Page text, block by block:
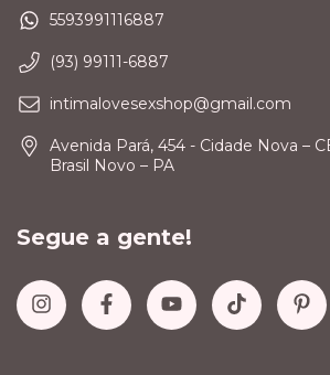
5593991116887
(93) 99111-6887
intimalovesexshop@gmail.com
Avenida Pará, 454 - Cidade Nova –
Brasil Novo – PA
Segue a gente!